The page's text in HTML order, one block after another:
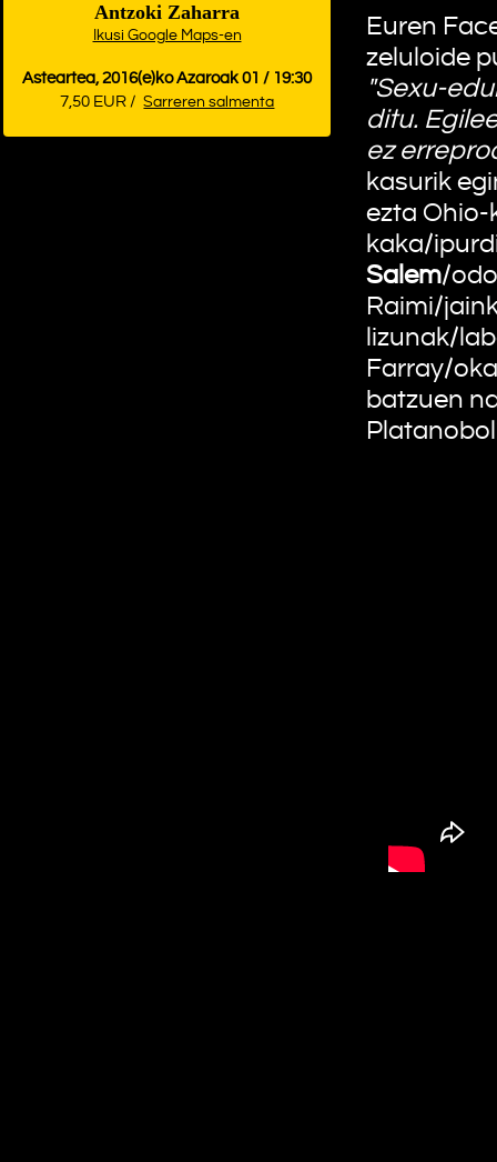
Antzoki Zaharra
Ikusi Google Maps-en
Asteartea, 2016(e)ko Azaroak 01 / 19:30
7,50 EUR / Sarreren salmenta
Euren
zeluloide
"Sexu-
ditu.
ez
kasurik
ezta Ohio-
kaka/
Salem/
Raimi/
lizunak/
Farray/
batzuen